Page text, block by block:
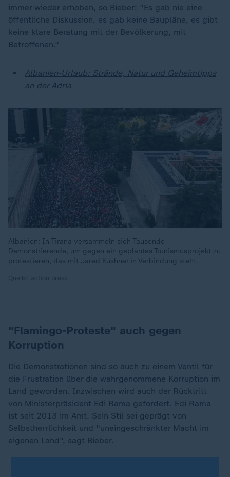
immer wieder erhoben, so Bieber: "Es gab nie eine
öffentliche Diskussion, es gab keine Baupläne, es gibt
keine klare Beratung mit der Bevölkerung, mit
Betroffenen."
Albanien-Urlaub: Strände, Natur und Geheimtipps
an der Adria
Albanien: In Tirana versammeln sich Tausende
Demonstrierende, um gegen ein geplantes Tourismusprojekt zu
protestieren, das mit Jared Kushner in Verbindung steht.
"Flamingo-Proteste" auch gegen
Korruption
Die Demonstrationen sind so auch zu einem Ventil für
die Frustration über die wahrgenommene Korruption im
Land geworden. Inzwischen wird auch der Rücktritt
von Ministerpräsident Edi Rama gefordert. Edi Rama
ist seit 2013 im Amt. Sein Stil sei geprägt von
Selbstherrlichkeit und "uneingeschränkter Macht im
eigenen Land", sagt Bieber.